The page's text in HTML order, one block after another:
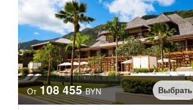
От 108 455 BYN Выбрать